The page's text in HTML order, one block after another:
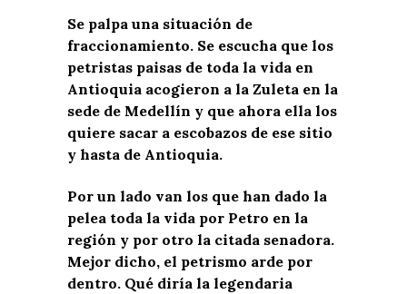
Se palpa una situación de
fraccionamiento. Se escucha que los
petristas paisas de toda la vida en
Antioquia acogieron a la Zuleta en la
sede de Medellín y que ahora ella los
quiere sacar a escobazos de ese sitio
y hasta de Antioquia.
Por un lado van los que han dado la
pelea toda la vida por Petro en la
región y por otro la citada senadora.
Mejor dicho, el petrismo arde por
dentro. Qué diría la legendaria